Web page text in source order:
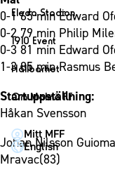
Biljettvillkor
Damlaget
Spelare
Ledarstab
Skånecupen
Fotbollsskolan
Fotbollsnätverket
P19
F19
P17
F17
Bli företagspartner
Nätverket
Klubbstolar
Partner dam
Eleda Stadion
Eleda Stadion
Erics Bar &
MFF-museet &
1910 Event
1910 Event
Konferens
Möte
Mässa
Hållbarhet
Hållbarhet
Himmelsblå
MFF i samhället
Laget för alla
Om Malmö FF
Om Malmö FF
Kontakt
Press och media
Mitt MFF
English
0-1 65 min Edward
0-2 79 min Philip
0-3 81 min Edward
1-3 85 min Rasmus
Startuppställning:
Håkan Svensson
Johan Nilsson
Mravac(83)